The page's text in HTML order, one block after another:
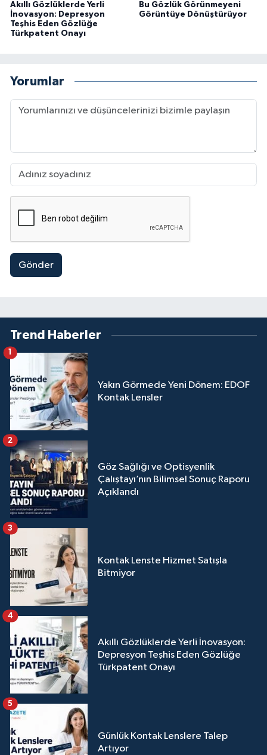
Akıllı Gözlüklerde Yerli
İnovasyon: Depresyon
Teşhis Eden Gözlüğe
Türkpatent Onayı
Bu Gözlük Görünmeyeni
Görüntüye Dönüştürüyor
Yorumlar
Gönder
Trend Haberler
Yakın Görmede Yeni Dönem: EDOF
Kontak Lensler
Göz Sağlığı ve Optisyenlik
Çalıştayı’nın Bilimsel Sonuç Raporu
Açıklandı
2
Kontak Lenste Hizmet Satışla
Bitmiyor
3
Akıllı Gözlüklerde Yerli İnovasyon:
Depresyon Teşhis Eden Gözlüğe
Türkpatent Onayı
4
Günlük Kontak Lenslere Talep
Artıyor
5